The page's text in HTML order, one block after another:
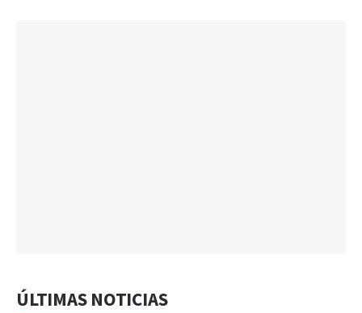
ÚLTIMAS NOTICIAS